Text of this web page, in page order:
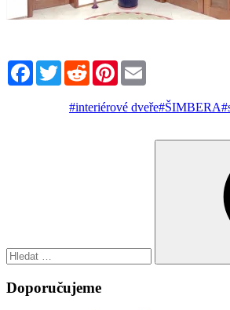
FacebookTwitterRedditPinterest
#interiérové dveře#ŠIMBERA
Doporučujeme